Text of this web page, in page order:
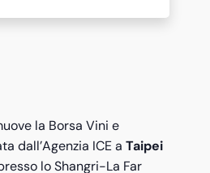
la Borsa Vini e
dall’Agenzia ICEa Taipei
lo Shangri-La Far